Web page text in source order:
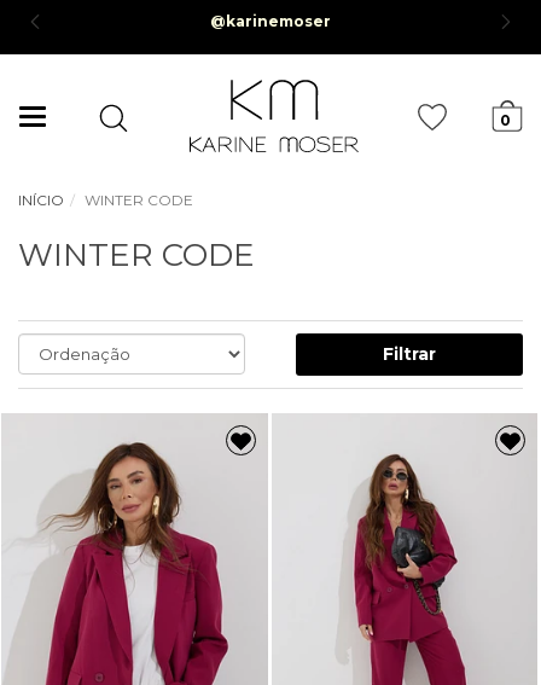
Parcelamento em até 6x sem juros *Parcela mínima de R$50,00*
Mudar
0
INÍCIO WINTER CODE
WINTER CODE
Filtrar